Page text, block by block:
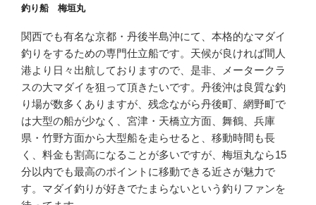
釣り船 梅垣丸
関西でも有名な京都・丹後半島沖にて、本格的なマダイ
釣りをするための専門仕立船です。天候が良ければ間人
港より日々出航しておりますので、是非、メータークラ
スの大マダイを狙って頂きたいです。丹後沖は良質な釣
り場が数多くありますが、残念ながら丹後町、網野町で
は大型の船が少なく、宮津・天橋立方面、舞鶴、兵庫
県・竹野方面から大型船を走らせると、移動時間も長
く、料金も割高になることが多いですが、梅垣丸なら15
分以内でも最高のポイントに移動できる近さが魅力で
す。マダイ釣りが好きでたまらないという釣りファンを